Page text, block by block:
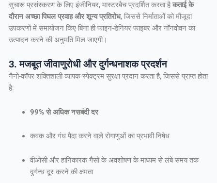
सुचारू प्रसंस्करण के लिए इंजीनियर, मास्टरबैच प्रदर्शित करता हैकताई के
दौरान अच्छा पिघल प्रवाह और शून्य प्रतिरोध, जिससे निर्माताओं को मौजूदा
उपकरणों में समायोजन किए बिना ही फाइन-डेनियर फाइबर और नॉनवोवन का
उत्पादन करने की अनुमति मिल जाएगी।
3. मजबूत जीवाणुरोधी और दुर्गन्धनाशक प्रदर्शन
नैनो-कॉपर शक्तिशाली व्यापक स्पेक्ट्रम सुरक्षा प्रदान करता है, जिससे प्राप्त होता
है:
99% से अधिक नसबंदी दर
कवक और गंध पैदा करने वाले रोगाणुओं का प्रभावी निषेध
वीओसी और हानिकारक गैसों के अवशोषण के माध्यम से लंबे समय तक
दुर्गन्ध दूर करने की क्षमता